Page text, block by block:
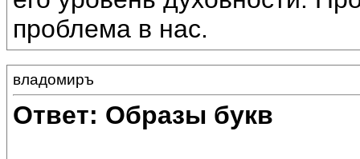
проблема в нас.
владомиръ
Ответ: Образы букв